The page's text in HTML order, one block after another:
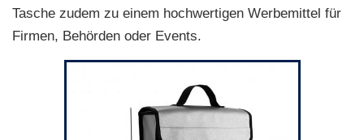
Tasche zudem zu einem hochwertigen Werbemittel für
Firmen, Behörden oder Events.